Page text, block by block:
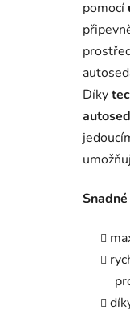
pomocí
Díky